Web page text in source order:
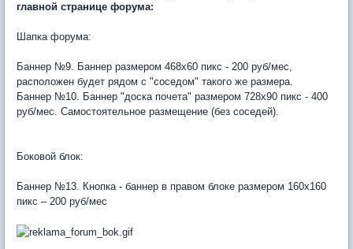
главной странице форума:
Шапка форума:
Баннер №9. Баннер размером 468х60 пикс - 200 руб/мес,
расположен будет рядом с "соседом" такого же размера.
Баннер №10. Баннер "доска почета" размером 728х90 пикс - 400
руб/мес. Самостоятельное размещение (без соседей).
Боковой блок:
Баннер №13. Кнопка - баннер в правом блоке размером 160х160
пикс – 200 руб/мес